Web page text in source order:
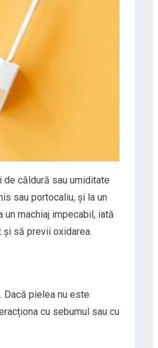
căldură sau umiditate
sau portocaliu, și la un
machiaj impecabil, iată
să previi oxidarea.
pielea nu este
cu sebumul sau cu